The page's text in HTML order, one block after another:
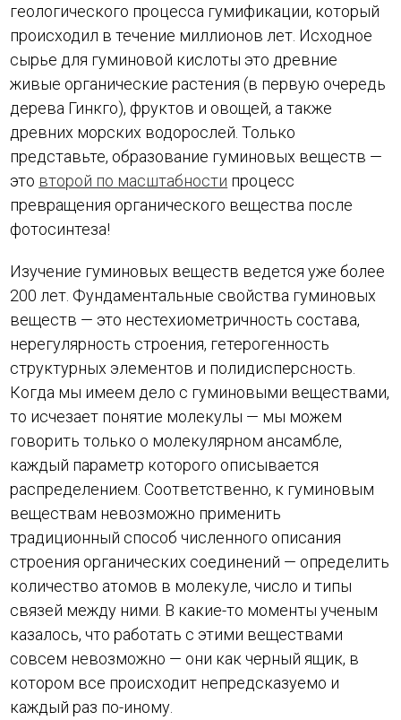
геологического процесса гумификации, который
происходил в течение миллионов лет. Исходное
сырье для гуминовой кислоты это древние
живые органические растения (в первую очередь
дерева Гинкго), фруктов и овощей, а также
древних морских водорослей. Только
представьте, образование гуминовых веществ —
это второй по масштабности процесс
превращения органического вещества после
фотосинтеза!
Изучение гуминовых веществ ведется уже более
200 лет. Фундаментальные свойства гуминовых
веществ — это нестехиометричность состава,
нерегулярность строения, гетерогенность
структурных элементов и полидисперсность.
Когда мы имеем дело с гуминовыми веществами,
то исчезает понятие молекулы — мы можем
говорить только о молекулярном ансамбле,
каждый параметр которого описывается
распределением. Соответственно, к гуминовым
веществам невозможно применить
традиционный способ численного описания
строения органических соединений — определить
количество атомов в молекуле, число и типы
связей между ними. В какие-то моменты ученым
казалось, что работать с этими веществами
совсем невозможно — они как черный ящик, в
котором все происходит непредсказуемо и
каждый раз по-иному.